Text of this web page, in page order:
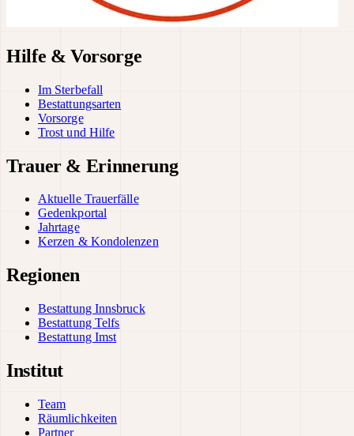
Hilfe & Vorsorge
Im Sterbefall
Bestattungsarten
Vorsorge
Trost und Hilfe
Trauer & Erinnerung
Aktuelle Trauerfälle
Gedenkportal
Jahrtage
Kerzen & Kondolenzen
Regionen
Bestattung Innsbruck
Bestattung Telfs
Bestattung Imst
Institut
Team
Räumlichkeiten
Partner